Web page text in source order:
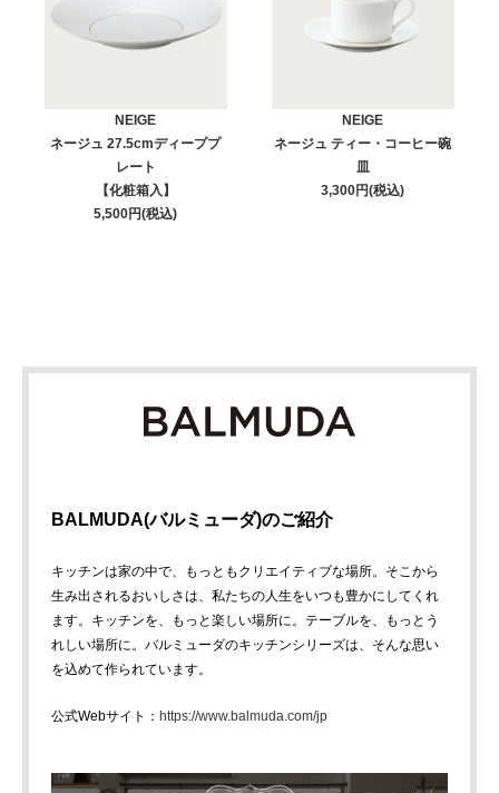
NEIGE
ネージュ 27.5cmディーププ
レート
【化粧箱入】
5,500円(税込)
NEIGE
ネージュ ティー・コーヒー碗
皿
3,300円(税込)
BALMUDA(バルミューダ)のご紹介
キッチンは家の中で、もっともクリエイティブな場所。そこから
生み出されるおいしさは、私たちの人生をいつも豊かにしてくれ
ます。キッチンを、もっと楽しい場所に。テーブルを、もっとう
れしい場所に。バルミューダのキッチンシリーズは、そんな思い
を込めて作られています。
公式Webサイト： https://www.balmuda.com/jp